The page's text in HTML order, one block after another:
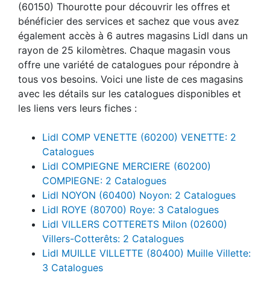
(60150) Thourotte pour découvrir les offres et
bénéficier des services et sachez que vous avez
également accès à 6 autres magasins Lidl dans un
rayon de 25 kilomètres. Chaque magasin vous
offre une variété de catalogues pour répondre à
tous vos besoins. Voici une liste de ces magasins
avec les détails sur les catalogues disponibles et
les liens vers leurs fiches :
Lidl COMP VENETTE (60200) VENETTE: 2
Catalogues
Lidl COMPIEGNE MERCIERE (60200)
COMPIEGNE: 2 Catalogues
Lidl NOYON (60400) Noyon: 2 Catalogues
Lidl ROYE (80700) Roye: 3 Catalogues
Lidl VILLERS COTTERETS Milon (02600)
Villers-Cotterêts: 2 Catalogues
Lidl MUILLE VILLETTE (80400) Muille Villette:
3 Catalogues